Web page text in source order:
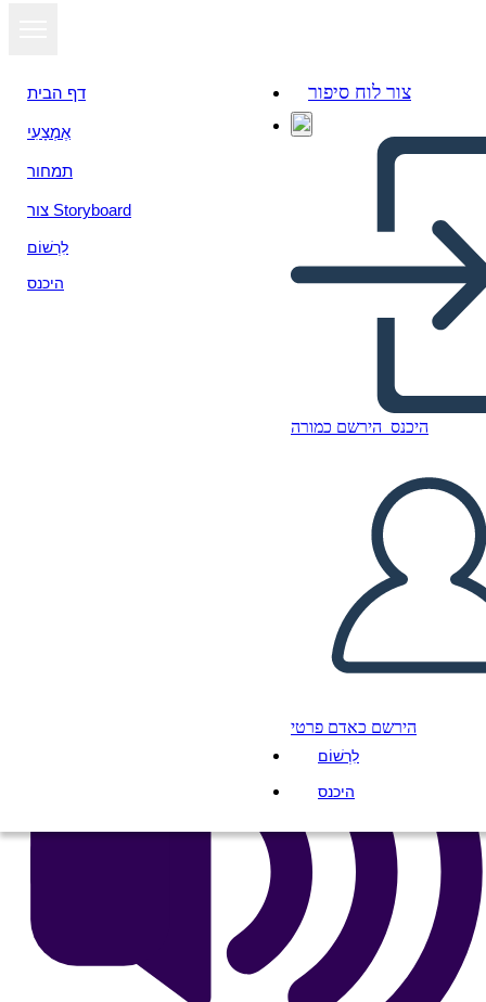
דף הבית
אֶמְצָעִי
תמחור
צור Storyboard
לִרְשׁוֹם
היכנס
צור לוח סיפור
היכנס הירשם כמורה
הירשם כאדם פרטי
לִרְשׁוֹם
היכנס
Matching Cards